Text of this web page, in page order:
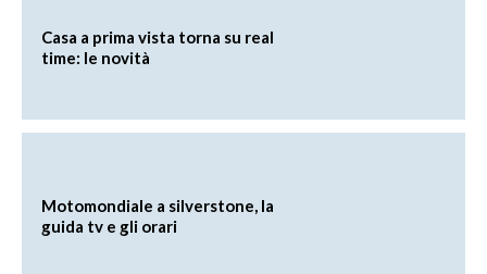
Casa a prima vista torna su real
time: le novità
Motomondiale a silverstone, la
guida tv e gli orari